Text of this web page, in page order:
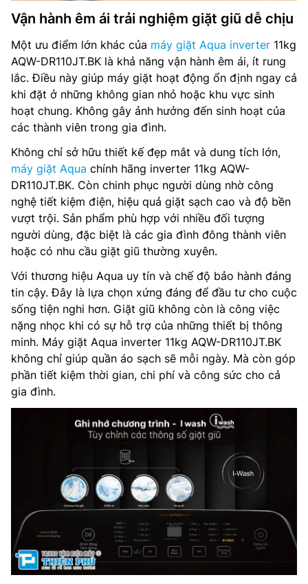
Vận hành êm ái trải nghiệm giặt giũ dễ chịu
Một ưu điểm lớn khác của máy giặt Aqua inverter 11kg
AQW-DR110JT.BK là khả năng vận hành êm ái, ít rung
lắc. Điều này giúp máy giặt hoạt động ổn định ngay cả
khi đặt ở những không gian nhỏ hoặc khu vực sinh
hoạt chung. Không gây ảnh hưởng đến sinh hoạt của
các thành viên trong gia đình.
Không chỉ sở hữu thiết kế đẹp mắt và dung tích lớn,
máy giặt Aqua chính hãng inverter 11kg AQW-
DR110JT.BK. Còn chinh phục người dùng nhờ công
nghệ tiết kiệm điện, hiệu quả giặt sạch cao và độ bền
vượt trội. Sản phẩm phù hợp với nhiều đối tượng
người dùng, đặc biệt là các gia đình đông thành viên
hoặc có nhu cầu giặt giũ thường xuyên.
Với thương hiệu Aqua uy tín và chế độ bảo hành đáng
tin cậy. Đây là lựa chọn xứng đáng để đầu tư cho cuộc
sống tiện nghi hơn. Giặt giũ không còn là công việc
nặng nhọc khi có sự hỗ trợ của những thiết bị thông
minh. Máy giặt Aqua inverter 11kg AQW-DR110JT.BK
không chỉ giúp quần áo sạch sẽ mỗi ngày. Mà còn góp
phần tiết kiệm thời gian, chi phí và công sức cho cả
gia đình.